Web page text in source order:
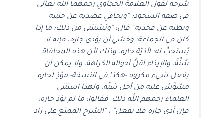
شرحه لقول العلامة الحجاوي رحمهما الله تعالى
في صفة السجود: “ويجافي عضديه عن جنبيه
وبطنه عن فخذيه” قال: “ويُسْتثنى من ذلك: ما إذا
كان في الجماعة؛ وخشي أن يؤذي جارَه، فإنه لا
يُستحبُّ له؛ لأذيَّة جاره، وذلك لأن هذه المجافاة
سُنَّةٌ، والإيذاء أقلُّ أحواله الكراهة، ولا يمكن أن
يفعل شيء مكروه -هكذا في النسخة- مؤذٍ لجاره
مشوِّش عليه من أجل سُنَّة، ولهذا استثنى
العلماء رحمهم الله ذلك، فقالوا: ما لم يؤذِ جاره،
فإن آذى جاره فلا يفعل” ، “الشرح الممتع على زاد